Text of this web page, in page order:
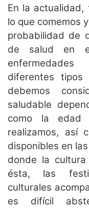
En la
lo que comemos
probabilidad de
de salud en
diferentes tipos
debemos
saludable
como la
realizamos, así
disponibles en
donde la
ésta, las
culturales
es difícil